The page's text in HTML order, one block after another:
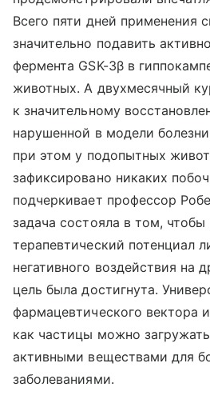
Всего пяти дней применения
значительно подавить
фермента GSK-3β в
животных. А двухмесячный
к значительному
нарушенной в модели
при этом у подопытных
зафиксировано никаких
подчеркивает профессор
задача состояла в том, чтобы
терапевтический потенциал
негативного воздействия на
цель была достигнута.
фармацевтического вектора
как частицы можно
активными веществами для
заболеваниями.